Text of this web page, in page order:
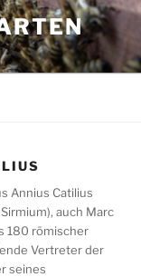
Annius Catilius
auch Marc
180 römischer
Vertreter der
seines